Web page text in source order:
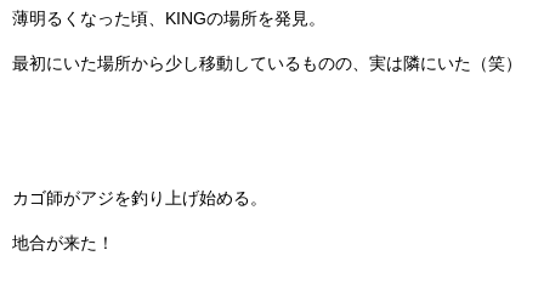
薄明るくなった頃、KINGの場所を発見。
最初にいた場所から少し移動しているものの、実は隣にいた（笑）
カゴ師がアジを釣り上げ始める。
地合が来た！